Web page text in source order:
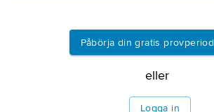
Påbörja din gratis provperiod
eller
Logga in